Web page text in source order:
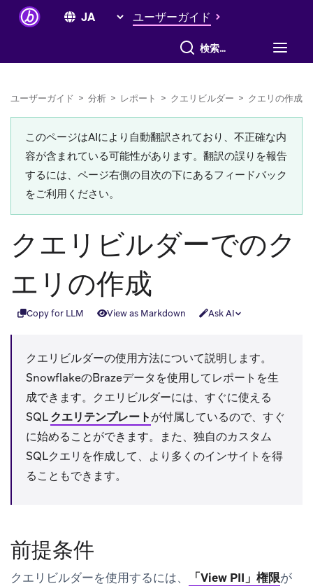
ユーザーガイド
すべて検索
ユーザーガイド > 分析 > レポート > クエリビルダー > クエリの作成
このページはAIにより自動翻訳されており、不正確な内
容が含まれている可能性があります。翻訳の誤りを報告
するには、ページ右側の目次の下にあるフィードバック
をご利用ください。
クエリビルダーでのク
エリの作成
Copy for LLM View as Markdown Ask AI
クエリビルダーの使用方法について説明します。
SnowflakeのBrazeデータを使用してレポートを生
成できます。クエリビルダーには、すぐに使える
SQLクエリテンプレートが付属しているので、すぐ
に始めることができます。また、独自のカスタム
SQLクエリを作成して、より多くのインサイトを得
ることもできます。
前提条件
クエリビルダーを使用するには、 「View PII」権限が